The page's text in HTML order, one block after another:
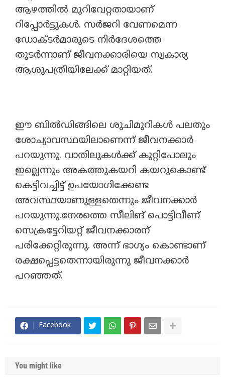
ആഴത്തില്‍ മുറിവേറ്റതായാണ്
റിപ്പോര്‍ട്ടുകള്‍. സര്‍ജറി വേണമെന്ന
ഡോക്ടര്‍മാരുടെ നിര്‍ദേശത്തെ
തുടര്‍ന്നാണ് ജീവനക്കാരിയെ സ്വകാര്യ
ആശുപത്രിയിലേക്ക് മാറ്റിയത്.
ഈ ബിൽഡിങ്ങിലെ ശുചിമുറികൾ പലതും
ശോച്യാവസ്ഥയിലാണെന്ന് ജീവനക്കാർ
പറയുന്നു. വാതിലുകൾക്ക് കുറ്റിപോലും
ഇല്ലെന്നും അകത്തുകയറി കയറുകൊണ്ട്
കെട്ടിവച്ചിട്ട് ഉപയോഗിക്കേണ്ട
അവസ്ഥയാണുള്ളതെന്നും ജീവനക്കാർ
പറയുന്നു.നേരത്തെ സീലിങ് പൊട്ടിവീണ്
സെക്രട്ടേറിയറ്റ് ജീവനക്കാരന്
പരിക്കേറ്റിരുന്നു. അന്ന് ഭാഗ്യം കൊണ്ടാണ്
രക്ഷപ്പെട്ടതെന്നായിരുന്നു ജീവനക്കാര്‍
പറഞ്ഞത്.
Facebook
You might like